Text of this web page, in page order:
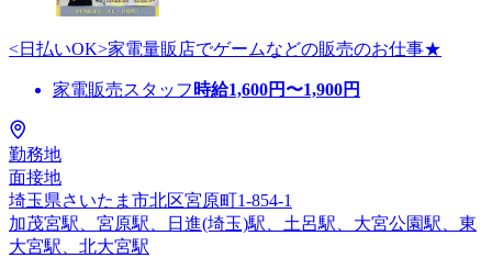
<日払いOK>家電量販店でゲームなどの販売のお仕事★
家電販売スタッフ 時給1,600円〜1,900円
勤務地
面接地
埼玉県さいたま市北区宮原町1-854-1
加茂宮駅、宮原駅、日進(埼玉)駅、土呂駅、大宮公園駅、東
大宮駅、北大宮駅